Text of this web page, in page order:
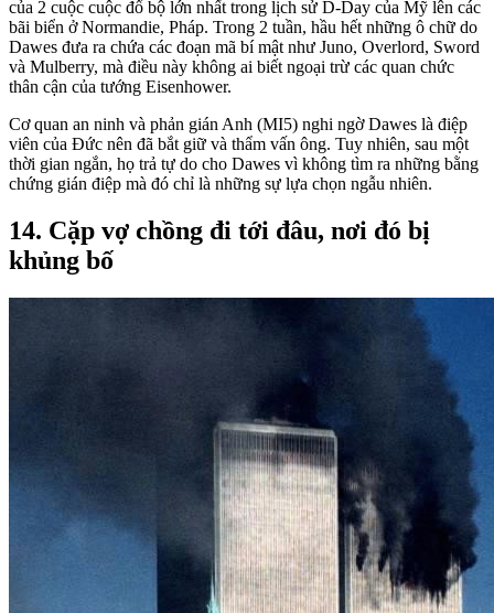
của 2 cuộc cuộc đổ bộ lớn nhất trong lịch sử D-Day của Mỹ lên các
bãi biển ở Normandie, Pháp. Trong 2 tuần, hầu hết những ô chữ do
Dawes đưa ra chứa các đoạn mã bí mật như Juno, Overlord, Sword
và Mulberry, mà điều này không ai biết ngoại trừ các quan chức
thân cận của tướng Eisenhower.
Cơ quan an ninh và phản gián Anh (MI5) nghi ngờ Dawes là điệp
viên của Đức nên đã bắt giữ và thẩm vấn ông. Tuy nhiên, sau một
thời gian ngắn, họ trả tự do cho Dawes vì không tìm ra những bằng
chứng gián điệp mà đó chỉ là những sự lựa chọn ngẫu nhiên.
14. Cặp vợ chồng đi tới đâu, nơi đó bị
khủng bố